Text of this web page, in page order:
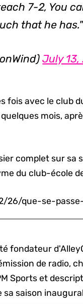
7-2, You
that he has."
July 13,
fois avec le club
mois,
complet sur sa
du club-école
26/que-se-
fondateur
de radio,
Sports et
sa saison